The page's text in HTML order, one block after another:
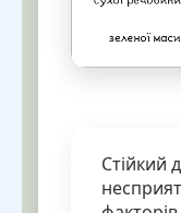
Стійкий